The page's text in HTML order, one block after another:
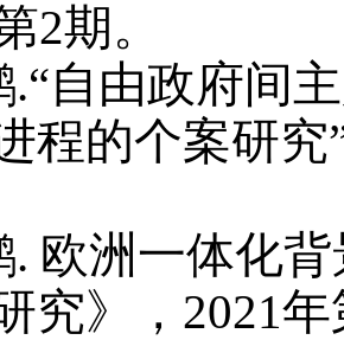
2期。
.“自由政府间
程的个案研
. 欧洲一体化
究》，2021